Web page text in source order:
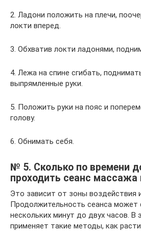
2. Ладони положить на плечи,
локти вперед.
3. Обхватив локти ладонями,
4. Лежа на спине сгибать,
выпрямленные руки.
5. Положить руки на пояс и
голову.
6. Обнимать себя.
№ 5. Сколько по времени
проходить сеанс массажа
Это зависит от зоны воздействия и
Продолжительность сеанса может
нескольких минут до двух часов. В
применяет такие методы, как